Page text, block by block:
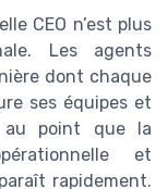
CEO n’est plus
Les agents
dont chaque
ses équipes et
au point que la
et
rapidement.